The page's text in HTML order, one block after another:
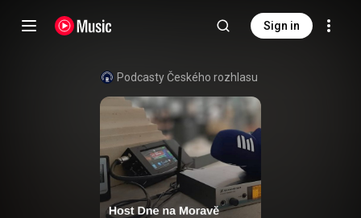
Sign in
Podcasty Českého rozhlasu